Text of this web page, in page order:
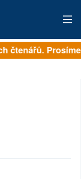
čtenářů.